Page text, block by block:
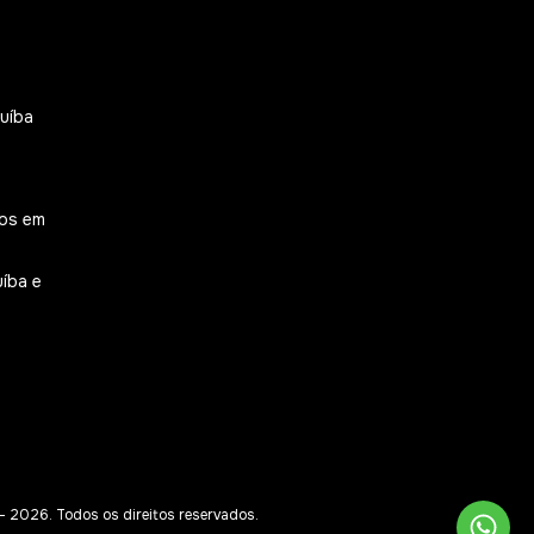
em
e
Todos os direitos reservados.